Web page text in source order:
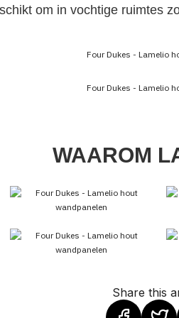
om in vochtige ruimtes
WAAROM
Share this